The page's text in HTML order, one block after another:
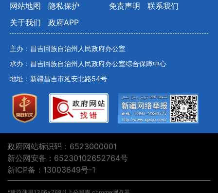
网站地图 隐私保护 免责声明
联系我们
关于我们
政府APP
主办：昌吉回族自治州人民政府办公室
承办：昌吉回族自治州人民政府办公室综合保障中心
地址：新疆昌吉市延安北路54号
政府网站标识码：6523000001
新公网安备：65230102652764号
新ICP备：13003649号-1